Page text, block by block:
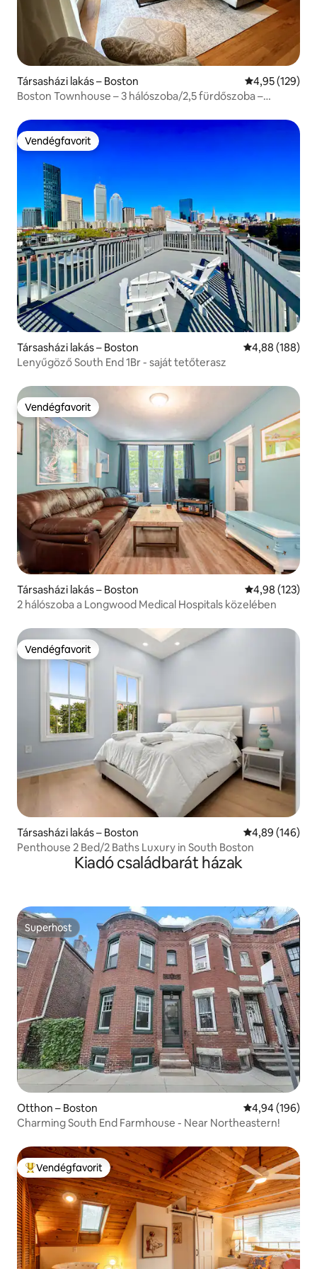
Társasházi lakás – Boston Átlagos
4,95 (129)
Boston Townhouse – 3 hálószoba/2,5 fürdőszoba –
Vendégfavorit
Vendégfavorit
Társasházi lakás – Boston Átlagos
4,88 (188)
Lenyűgöző South End 1Br - saját tetőterasz
Vendégfavorit
Vendégfavorit
Társasházi lakás – Boston Átlagos
4,98 (123)
2 hálószoba a Longwood Medical Hospitals közelében
Vendégfavorit
Vendégfavorit
Társasházi lakás – Boston Átlagos
4,89 (146)
Penthouse 2 Bed/2 Baths Luxury in South Boston
Kiadó családbarát házak
Superhost
Superhost
Otthon – Boston Átlagos
4,94 (196)
Charming South End Farmhouse - Near Northeastern!
Kiemelt vendégfavorit
Vendégfavorit